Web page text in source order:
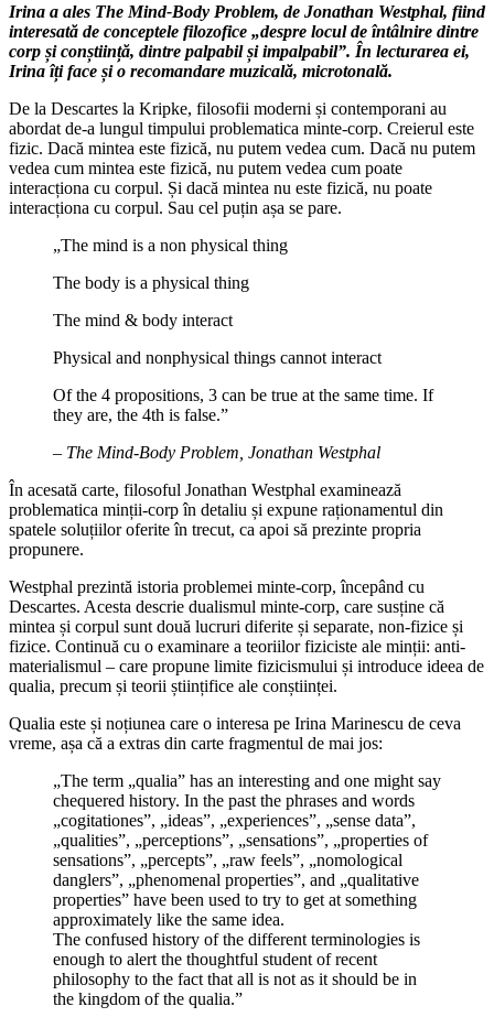
Irina a ales The Mind-Body Problem, de Jonathan Westphal, fiind
interesată de conceptele filozofice „despre locul de întâlnire dintre
corp și conștiință, dintre palpabil și impalpabil”. În lecturarea ei,
Irina îți face și o recomandare muzicală, microtonală.
De la Descartes la Kripke, filosofii moderni și contemporani au
abordat de-a lungul timpului problematica minte-corp. Creierul este
fizic. Dacă mintea este fizică, nu putem vedea cum. Dacă nu putem
vedea cum mintea este fizică, nu putem vedea cum poate
interacționa cu corpul. Și dacă mintea nu este fizică, nu poate
interacționa cu corpul. Sau cel puțin așa se pare.
„The mind is a non physical thing
The body is a physical thing
The mind & body interact
Physical and nonphysical things cannot interact
Of the 4 propositions, 3 can be true at the same time. If
they are, the 4th is false.”
– The Mind-Body Problem, Jonathan Westphal
În acesată carte, filosoful Jonathan Westphal examinează
problematica minții-corp în detaliu și expune raționamentul din
spatele soluțiilor oferite în trecut, ca apoi să prezinte propria
propunere.
Westphal prezintă istoria problemei minte-corp, începând cu
Descartes. Acesta descrie dualismul minte-corp, care susține că
mintea și corpul sunt două lucruri diferite și separate, non-fizice și
fizice. Continuă cu o examinare a teoriilor fiziciste ale minții: anti-
materialismul – care propune limite fizicismului și introduce ideea de
qualia, precum și teorii științifice ale conștiinței.
Qualia este și noțiunea care o interesa pe Irina Marinescu de ceva
vreme, așa că a extras din carte fragmentul de mai jos:
„The term „qualia” has an interesting and one might say
chequered history. In the past the phrases and words
„cogitationes”, „ideas”, „experiences”, „sense data”,
„qualities”, „perceptions”, „sensations”, „properties of
sensations”, „percepts”, „raw feels”, „nomological
danglers”, „phenomenal properties”, and „qualitative
properties” have been used to try to get at something
approximately like the same idea.
The confused history of the different terminologies is
enough to alert the thoughtful student of recent
philosophy to the fact that all is not as it should be in
the kingdom of the qualia.”